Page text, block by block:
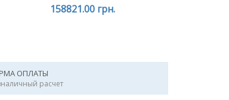
158821.00 грн.
ОПЛАТЫ
расчет